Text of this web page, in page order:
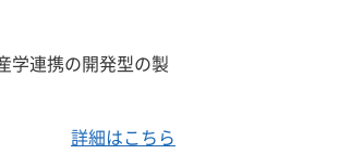
学連携の開発型の製
詳細はこちら